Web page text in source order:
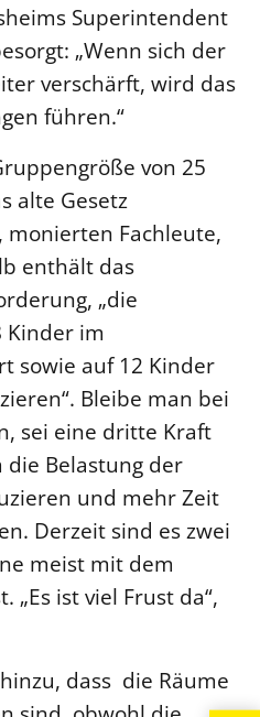
Superintendent
„Wenn sich der
verschärft, wird das
führen.“
von 25
alte Gesetz
Fachleute,
enthält das
„die
Kinder im
sowie auf 12 Kinder
Bleibe man bei
sei eine dritte Kraft
Belastung der
und mehr Zeit
Derzeit sind es zwei
meist mit dem
„Es ist viel Frust da“,
dass die Räume